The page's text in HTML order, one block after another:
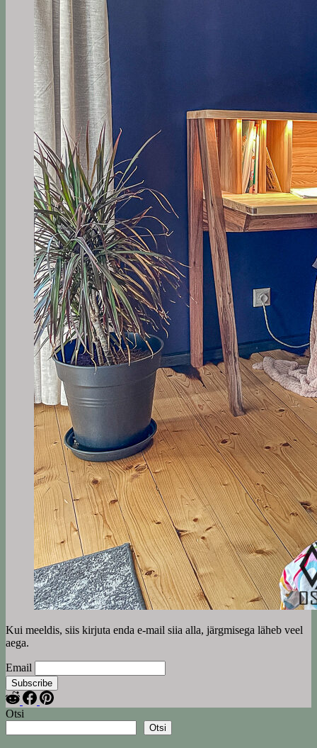
Kui meeldis, siis kirjuta enda e-mail siia alla, järgmisega läheb veel
aega.
Email
Otsi
Otsi